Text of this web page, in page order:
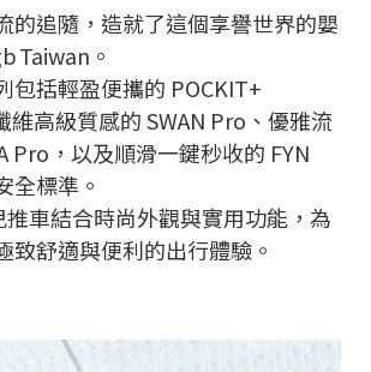
的追隨，造就了這個享譽世界的嬰
Taiwan。
包括輕盈便攜的 POCKIT+
維高級質感的 SWAN Pro、優雅流
Pro，以及順滑一鍵秒收的 FYN
全標準。
車結合時尚外觀與實用功能，為
致舒適與便利的出行體驗。